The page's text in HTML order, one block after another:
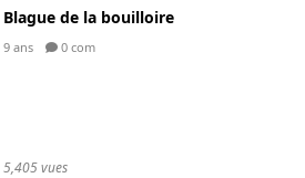
Blague de la bouilloire
9 ans 0 com
5,405 vues